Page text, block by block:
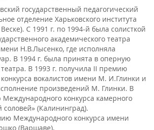
государственный педагогический
отделение Харьковского института
Веске). С 1991 г. по 1994-й была солисткой
академического театра
Н.В.Лысенко, где исполняла
В 1994 г. была принята в оперную
В 1993 г. получила II премию
вокалистов имени М. И.Глинки и
произведений М. Глинки. В
конкурса камерного
(Калининград).
Международного конкурса имени
(Варшаве).